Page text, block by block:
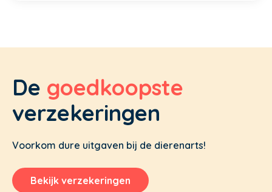
De goedkoopste
verzekeringen
Voorkom dure uitgaven bij de dierenarts!
Bekijk verzekeringen